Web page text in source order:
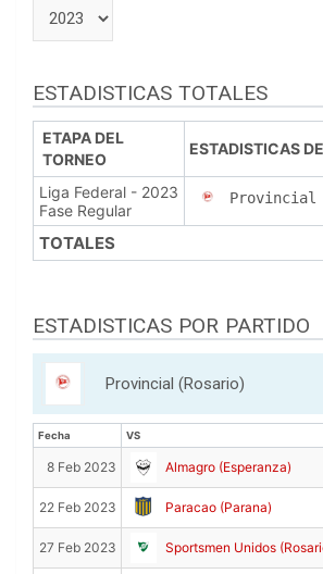
ESTADISTICAS TOTALES
ETAPA DEL
TORNEO
ESTADISTICAS
Liga Federal - 2023
Fase Regular
Provincial
TOTALES
ESTADISTICAS POR PARTIDO
Provincial (Rosario)
Fecha VS
8 Feb 2023 Almagro (Esperanza)
22 Feb 2023 Paracao (Parana)
27 Feb 2023 Sportsmen Unidos